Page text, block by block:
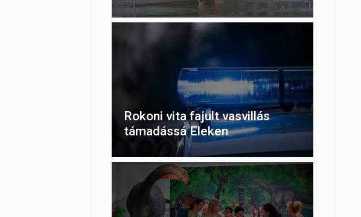
Rokoni vita fajult vasvillás
támadássá Eleken